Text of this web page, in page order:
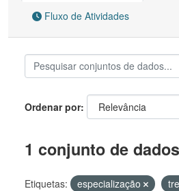
Fluxo de Atividades
Ordenar por
1 conjunto de
Etiquetas: especialização